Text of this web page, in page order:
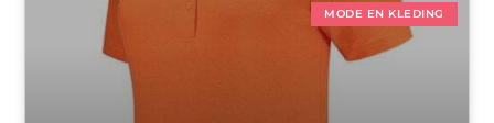
MODE EN KLEDING